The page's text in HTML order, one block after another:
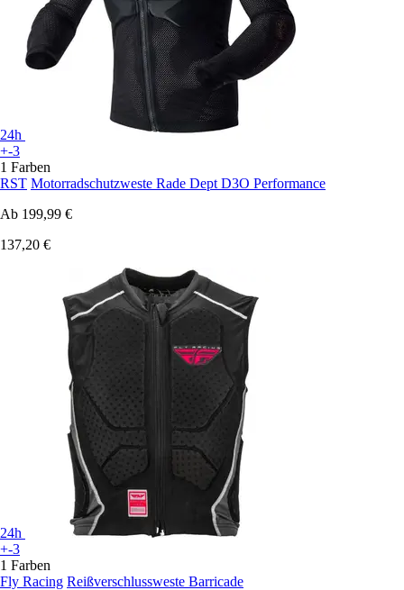
24h
+-3
1 Farben
RST Motorradschutzweste Rade Dept D3O Performance
Ab 199,99 €
137,20 €
24h
+-3
1 Farben
Fly Racing Reißverschlussweste Barricade